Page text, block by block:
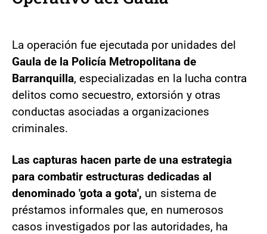
La operación fue ejecutada por unidades del
Gaula de la Policía Metropolitana de
Barranquilla, especializadas en la lucha contra
delitos como secuestro, extorsión y otras
conductas asociadas a organizaciones
criminales.
Las capturas hacen parte de una estrategia
para combatir estructuras dedicadas al
denominado 'gota a gota', un sistema de
préstamos informales que, en numerosos
casos investigados por las autoridades, ha